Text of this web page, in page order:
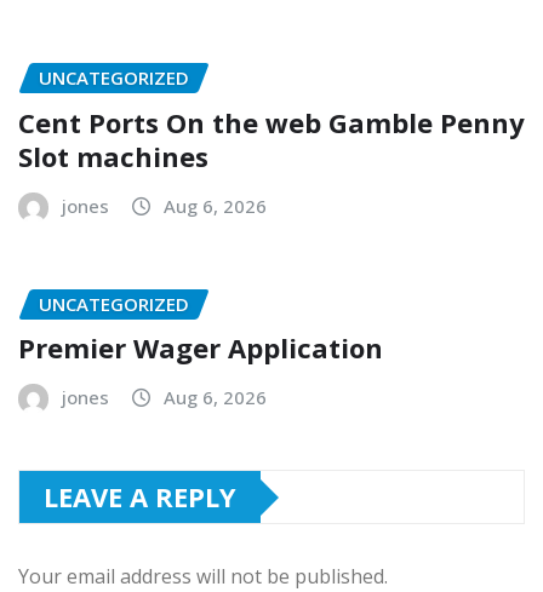
UNCATEGORIZED
Cent Ports On the web Gamble Penny
Slot machines
jones Aug 6, 2026
UNCATEGORIZED
Premier Wager Application
jones Aug 6, 2026
LEAVE A REPLY
Your email address will not be published.